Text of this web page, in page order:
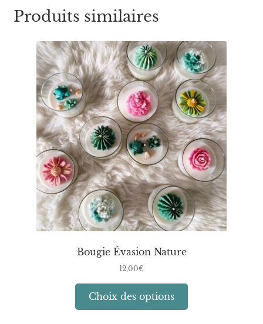
Produits similaires
Bougie Évasion Nature
12,00€
Choix des options
Ce